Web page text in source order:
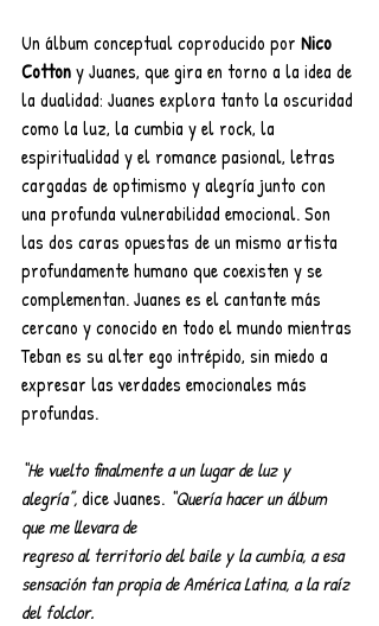
Un álbum conceptual coproducido por Nico
Cotton y Juanes, que gira en torno a la idea de
la dualidad: Juanes explora tanto la oscuridad
como la luz, la cumbia y el rock, la
espiritualidad y el romance pasional, letras
cargadas de optimismo y alegría junto con
una profunda vulnerabilidad emocional. Son
las dos caras opuestas de un mismo artista
profundamente humano que coexisten y se
complementan. Juanes es el cantante más
cercano y conocido en todo el mundo mientras
Teban es su alter ego intrépido, sin miedo a
expresar las verdades emocionales más
profundas.
“He vuelto finalmente a un lugar de luz y
alegría”, dice Juanes. “Quería hacer un álbum
que me llevara de
regreso al territorio del baile y la cumbia, a esa
sensación tan propia de América Latina, a la raíz
del folclor.